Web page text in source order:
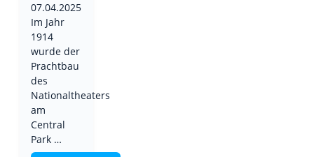
07.04.2025
Im Jahr
1914
wurde der
Prachtbau
des
Nationaltheaters
am
Central
Park …